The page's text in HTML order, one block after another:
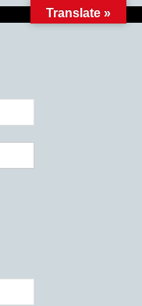
Translate »